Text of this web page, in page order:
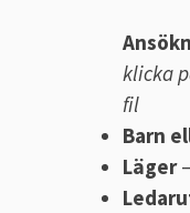
klicka
fil
Barn
Läger–